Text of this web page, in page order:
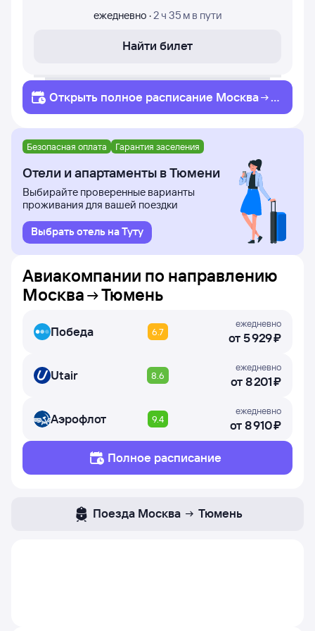
ежедневно ·2 ч 35 м в пути
Найти билет
Открыть полное расписание Москва
Т
юмень
Безопасная оплата Гарантия заселения
Отели и апартаменты в Тюмени
Выбирайте проверенные варианты
проживания для вашей поездки
Выбрать отель на Туту
Авиакомпании по направлению
Москва
Тюмень
Победа 6.7
ежедневно
от 5 ⁠929 ⁠₽
Utair 8.6
ежедневно
от8 ⁠201 ⁠₽
Аэрофлот 9.4
ежедневно
от8 ⁠910 ⁠₽
Полное расписание
Поезда Москва Тюмень